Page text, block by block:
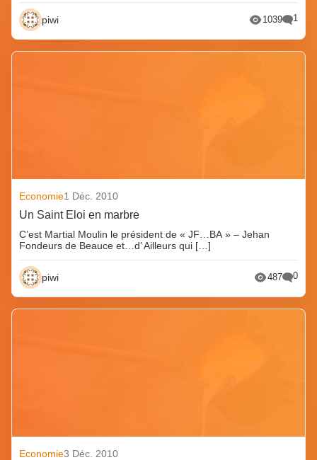
piwi 1039 1
Economie1 Déc. 2010
Un Saint Eloi en marbre
C’est Martial Moulin le président de « JF…BA » – Jehan
Fondeurs de Beauce et…d’ Ailleurs qui […]
piwi 487 0
Economie3 Déc. 2010